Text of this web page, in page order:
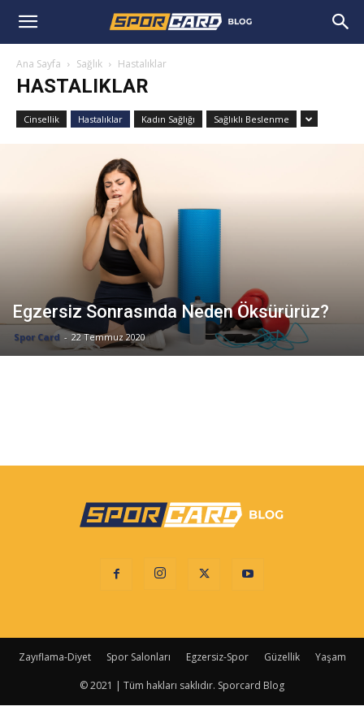
Ana Sayfa Sağlık Hastalıklar
HASTALIKLAR
Cinsellik Hastalıklar Kadın Sağlığı Sağlıklı Beslenme
Egzersiz Sonrasında Neden Öksürürüz?
Spor Card - 22 Temmuz 2020
Zayıflama-Diyet Spor Salonları Egzersiz-Spor Güzellik Yaşam
© 2021 | Tüm hakları saklıdır. Sporcard Blog